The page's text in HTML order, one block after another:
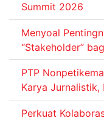
Summit 2026
Menyoal
“Stakeholder”
PTP
Karya Jurnalistik,
Perkuat